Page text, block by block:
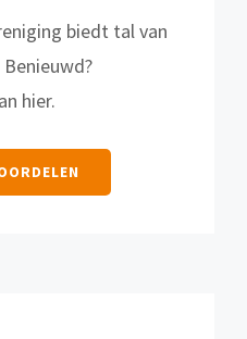
biedt tal van
hier.